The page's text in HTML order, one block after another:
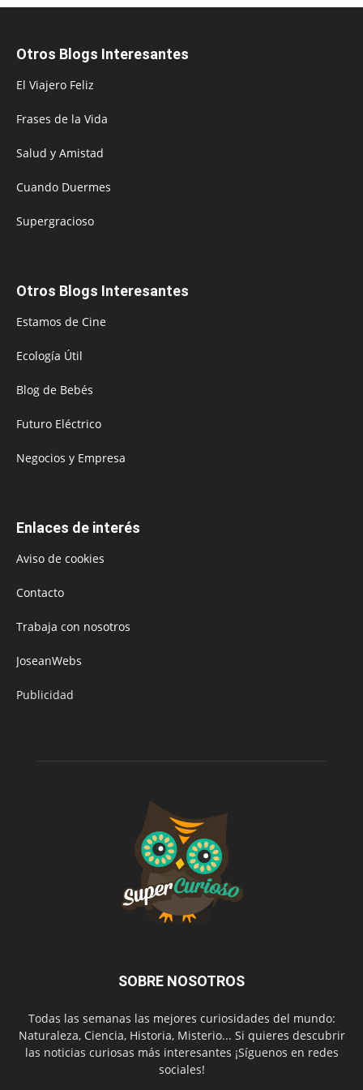
Otros Blogs Interesantes
El Viajero Feliz
Frases de la Vida
Salud y Amistad
Cuando Duermes
Supergracioso
Otros Blogs Interesantes
Estamos de Cine
Ecología Útil
Blog de Bebés
Futuro Eléctrico
Negocios y Empresa
Enlaces de interés
Aviso de cookies
Contacto
Trabaja con nosotros
JoseanWebs
Publicidad
SOBRE NOSOTROS
Todas las semanas las mejores curiosidades del mundo:
Naturaleza, Ciencia, Historia, Misterio... Si quieres descubrir
las noticias curiosas más interesantes ¡Síguenos en redes
sociales!